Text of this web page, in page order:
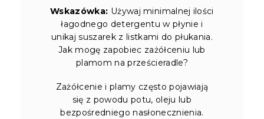
Wskazówka: Używaj minimalnej ilości
łagodnego detergentu w płynie i
unikaj suszarek z listkami do płukania.
Jak mogę zapobiec zażółceniu lub
plamom na prześcieradle?
Zażółcenie i plamy często pojawiają
się z powodu potu, oleju lub
bezpośredniego nasłonecznienia.